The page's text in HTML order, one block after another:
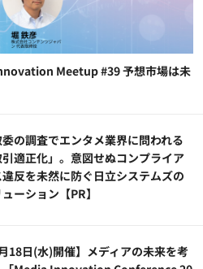
Meetup #39 予想市場は未
の調査でエンタメ業界に問われる
引適正化」。意図せぬコンプライア
違反を未然に防ぐ日立システムズの
ーション​【PR】
月18日(水)開催】メディアの未来を考